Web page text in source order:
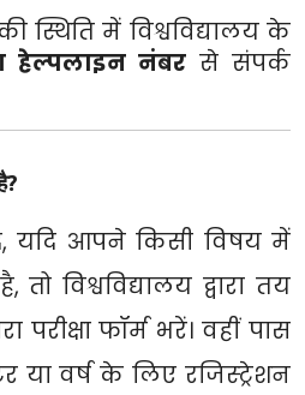
स्थिति में विश्वविद्यालय के
हेल्पलाइन नंबर से संपर्क
यदि आपने किसी विषय में
विश्वविद्यालय द्वारा तय
परीक्षा फॉर्म भरें। वहीं पास
या वर्ष के लिए रजिस्ट्रेशन